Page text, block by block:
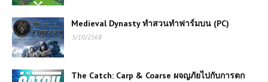
Medieval Dynasty ทำสวนทำฟาร์มบน (PC)
5/10/2568
The Catch: Carp & Coarse ผจญภัยไปกับการตก